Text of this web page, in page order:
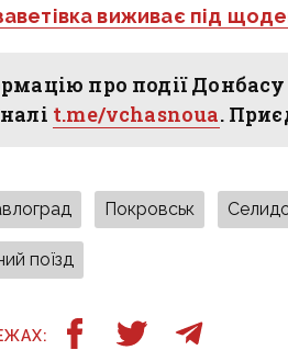
виживає під
про події
t.me/vchasnoua.
Покровськ
поїзд